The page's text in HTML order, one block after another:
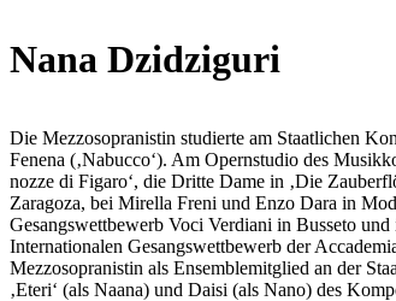
Nana Dzidziguri
Die Mezzosopranistin studierte am Staatlichen
Fenena (‚Nabucco‘). Am Opernstudio des
nozze di Figaro‘, die Dritte Dame in ‚Die
Zaragoza, bei Mirella Freni und Enzo Dara in
Gesangswettbewerb Voci Verdiani in Busseto
Internationalen Gesangswettbewerb der
Mezzosopranistin als Ensemblemitglied an der
‚Eteri‘ (als Naana) und Daisi (als Nano) des